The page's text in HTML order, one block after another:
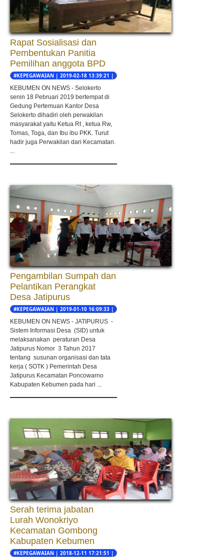
Rapat Sosialisasi dan
Pembentukan Panitia
Pemilihan anggota BPD
#KEPEGAWAIAN | 2019-02-18 13:39:21 |
KEBUMEN ON NEWS - Selokerto
senin 18 Pebruari 2019 bertempat di
Gedung Pertemuan Kantor Desa
Selokerto dihadiri oleh perwakilan
masyarakat yaitu Ketua Rt , ketua Rw,
Tomas, Toga, dan Ibu ibu PKK. Turut
hadir juga Perwakilan dari Kecamatan.
...
Pengambilan Sumpah dan
Pelantikan Perangkat
Desa Jatipurus
#KEPEGAWAIAN | 2019-01-10 16:09:33 |
KEBUMEN ON NEWS - JATIPURUS -
Sistem Informasi Desa (SID) untuk
melaksanakan peraturan Desa
Jatipurus Nomor 3 Tahun 2017
tentang susunan organisasi dan tata
kerja ( SOTK ) Pemerintah Desa
Jatipurus Kecamatan Poncowarno
Kabupaten Kebumen pada hari ...
Serah terima jabatan
Lurah Wonokriyo
Kecamatan Gombong
Kabupaten Kebumen
#KEPEGAWAIAN | 2018-12-11 17:21:51 |